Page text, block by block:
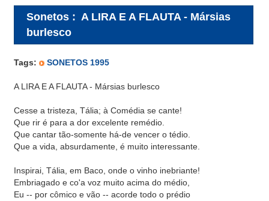
Sonetos : A LIRA E A FLAUTA - Mársias
burlesco
Tags: SONETOS 1995
A LIRA E A FLAUTA - Mársias burlesco
Cesse a tristeza, Tália; à Comédia se cante!
Que rir é para a dor excelente remédio.
Que cantar tão-somente há-de vencer o tédio.
Que a vida, absurdamente, é muito interessante.
Inspirai, Tália, em Baco, onde o vinho inebriante!
Embriagado e co'a voz muito acima do médio,
Eu -- por cômico e vão -- acorde todo o prédio